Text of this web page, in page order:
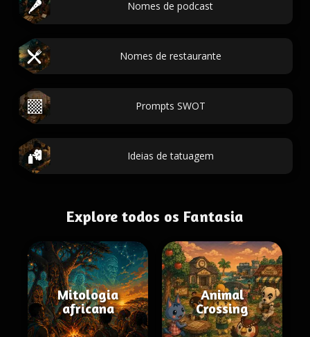
Nomes de podcast
Nomes de restaurante
Prompts SWOT
Ideias de tatuagem
Explore todos os Fantasia
Mitologia
africana
Animal
Crossing